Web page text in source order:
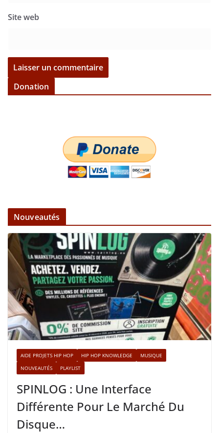
Site web
Donation
Nouveautés
AIDE PROJETS HIP HOP HIP HOP KNOWLEDGE
MUSIQUE
NOUVEAUTÉS
PLAYLIST
SPINLOG : Une Interface
Différente Pour Le Marché Du
Disque…